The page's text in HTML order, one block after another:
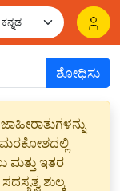
ಶೋಧಿಸು
ಮತ್ತು ಇತರ
ಶುಲ್ಕ